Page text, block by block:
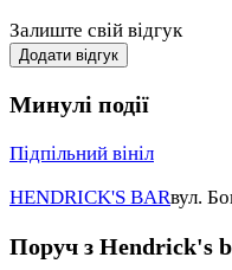
В барной карте большое
Единовременно
которых постоянно
и авторские коктейли, а
путешественники» –
мира.
Еда представлена не
закусок, но и
наиболее популярных –
говядины с грушей и
Залиште свій відгук
Додати відгук
Минулі події
Підпільний вініл
HENDRICK'S BARвул.
Поруч з Hendrick's